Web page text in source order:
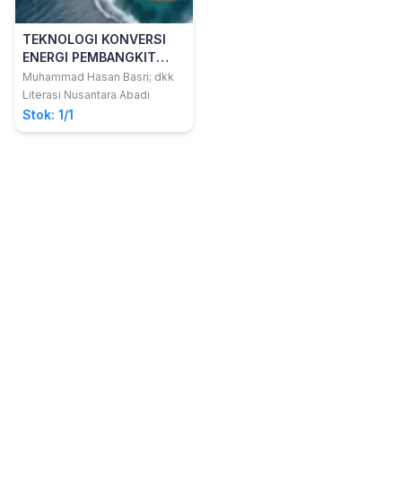
TEKNOLOGI KONVERSI
ENERGI PEMBANGKIT
LISTRIK TENAGA OMBAK
Muhammad Hasan Basri; dkk
Literasi Nusantara Abadi
Stok: 1/1